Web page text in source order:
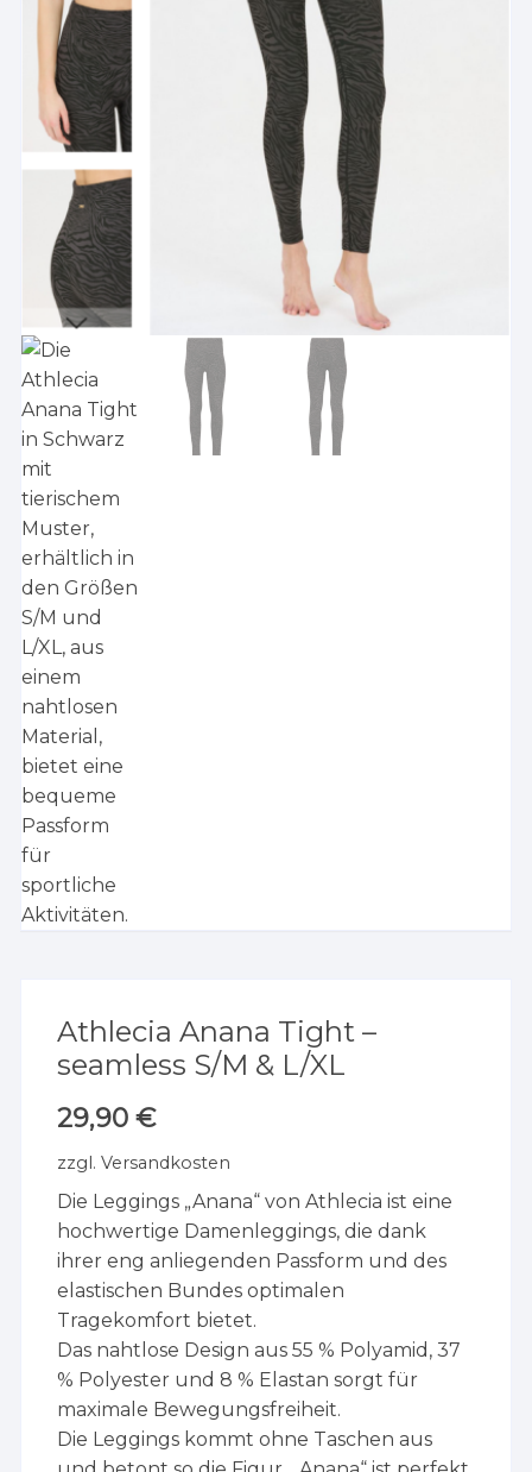
Athlecia Anana Tight –
seamless S/M & L/XL
29,90€
zzgl.Versandkosten
Die Leggings „Anana“ von Athlecia ist eine
hochwertige Damenleggings, die dank
ihrer eng anliegenden Passform und des
elastischen Bundes optimalen
Tragekomfort bietet.
Das nahtlose Design aus 55 % Polyamid, 37
% Polyester und 8 % Elastan sorgt für
maximale Bewegungsfreiheit.
Die Leggings kommt ohne Taschen aus